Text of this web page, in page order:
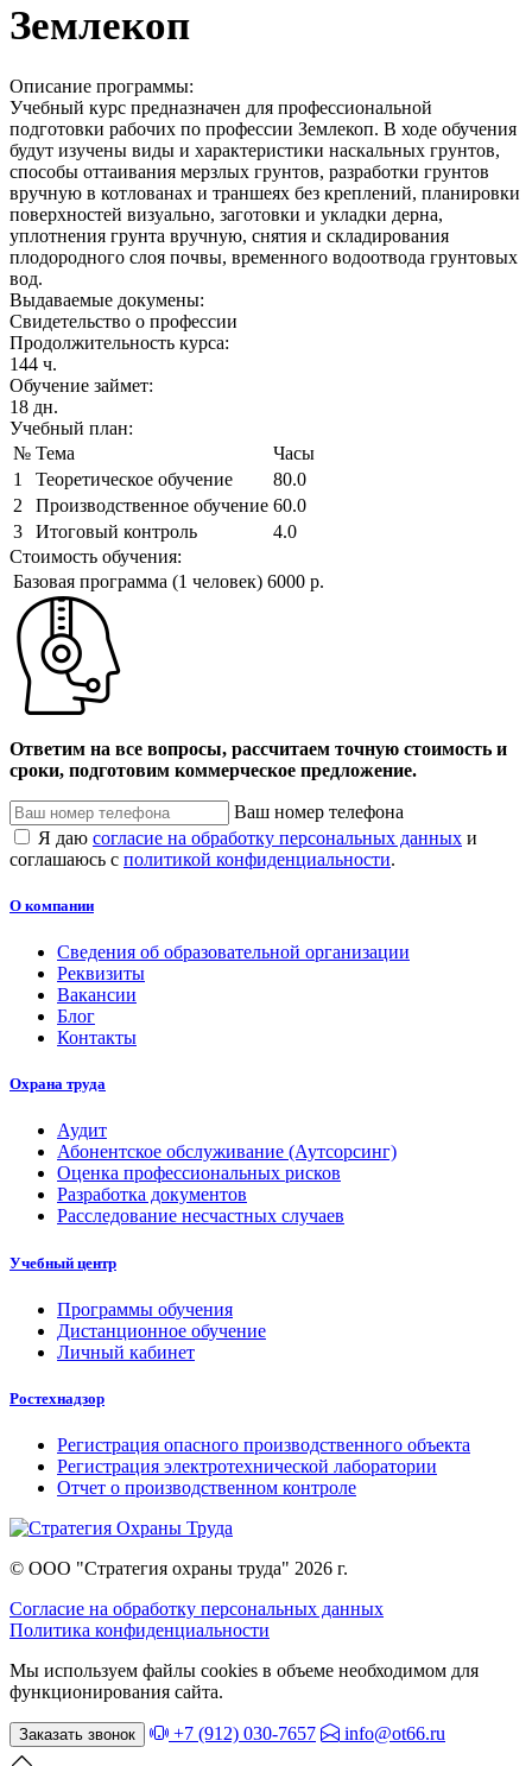
Землекоп
Описание программы:
Учебный курс предназначен для профессиональной
подготовки рабочих по профессии Землекоп. В ходе обучения
будут изучены виды и характеристики наскальных грунтов,
способы оттаивания мерзлых грунтов, разработки грунтов
вручную в котлованах и траншеях без креплений, планировки
поверхностей визуально, заготовки и укладки дерна,
уплотнения грунта вручную, снятия и складирования
плодородного слоя почвы, временного водоотвода грунтовых
вод.
Выдаваемые докумены:
Свидетельство о профессии
Продолжительность курса:
144 ч.
Обучение займет:
18 дн.
Учебный план:
№ Тема
Часы
1
Теоретическое обучение
80.0
2
Производственное обучение 60.0
3
Итоговый контроль
4.0
Стоимость обучения:
Базовая программа (1 человек) 6000 р.
Ответим на все вопросы, рассчитаем точную стоимость и
сроки, подготовим коммерческое предложение.
Ваш номер телефона
Я даю согласие на обработку персональных данных и
соглашаюсь с политикой конфиденциальности.
О компании
Сведения об образовательной организации
Реквизиты
Вакансии
Блог
Контакты
Охрана труда
Аудит
Абонентское обслуживание (Аутсорсинг)
Оценка профессиональных рисков
Разработка документов
Расследование несчастных случаев
Учебный центр
Программы обучения
Дистанционное обучение
Личный кабинет
Ростехнадзор
Регистрация опасного производственного объекта
Регистрация электротехнической лаборатории
Отчет о производственном контроле
© ООО "Стратегия охраны труда" 2026 г.
Согласие на обработку персональных данных
Политика конфиденциальности
Мы используем файлы cookies в объеме необходимом для
функционирования сайта.
Заказать звонок +7 (912) 030-7657 info@ot66.ru